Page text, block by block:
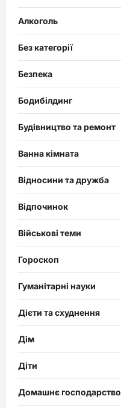
Алкоголь
Без категорії
Безпека
Бодибілдинг
Будівництво та ремонт
Ванна кімната
Відносини та дружба
Відпочинок
Військові теми
Гороскоп
Гуманітарні науки
Дієти та схуднення
Дім
Діти
Домашнє господарство